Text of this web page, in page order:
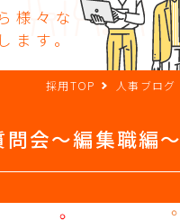
様々な
ます。
採用TOP 人事ブログ
会～編集職編～